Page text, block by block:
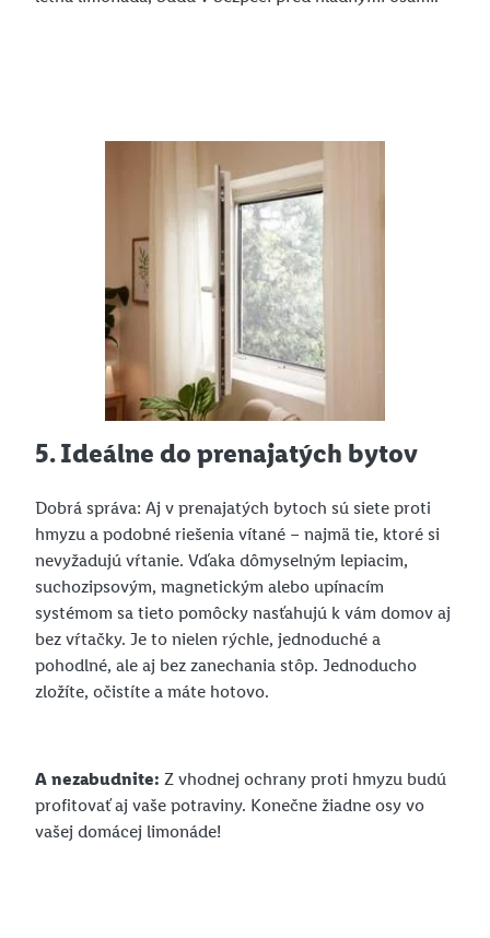
5. Ideálne do prenajatých bytov
Dobrá správa: Aj v prenajatých bytoch sú siete proti
hmyzu a podobné riešenia vítané – najmä tie, ktoré si
nevyžadujú vŕtanie. Vďaka dômyselným lepiacim,
suchozipsovým, magnetickým alebo upínacím
systémom sa tieto pomôcky nasťahujú k vám domov aj
bez vŕtačky. Je to nielen rýchle, jednoduché a
pohodlné, ale aj bez zanechania stôp. Jednoducho
zložíte, očistíte a máte hotovo.
A nezabudnite: Z vhodnej ochrany proti hmyzu budú
profitovať aj vaše potraviny. Konečne žiadne osy vo
vašej domácej limonáde!